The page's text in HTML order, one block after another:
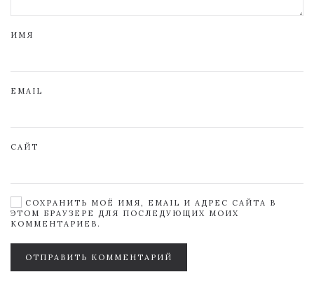
ИМЯ
EMAIL
САЙТ
СОХРАНИТЬ МОЁ ИМЯ, EMAIL И АДРЕС САЙТА В
ЭТОМ БРАУЗЕРЕ ДЛЯ ПОСЛЕДУЮЩИХ МОИХ
КОММЕНТАРИЕВ.
ОТПРАВИТЬ КОММЕНТАРИЙ